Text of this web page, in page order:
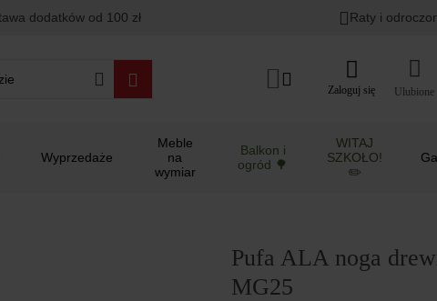
dodatków od 100 zł Raty i
Zaloguj się Ulubione
Wyprzedaże
Meble
na
wymiar
Balkon i
ogród 🌳
WITAJ
SZKOŁO!
✏️
Pufa ALA noga
MG25